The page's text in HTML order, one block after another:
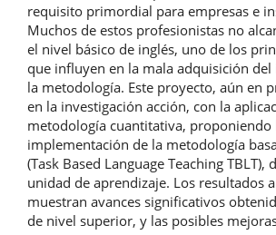
requisito primordial para empresas e
Muchos de estos profesionistas no
el nivel básico de inglés, uno de los
que influyen en la mala adquisición del
la metodología. Este proyecto, aún en
en la investigación acción, con la
metodología cuantitativa, proponiendo
implementación de la metodología
(Task Based Language Teaching TBLT),
unidad de aprendizaje. Los resultados
muestran avances significativos
de nivel superior, y las posibles